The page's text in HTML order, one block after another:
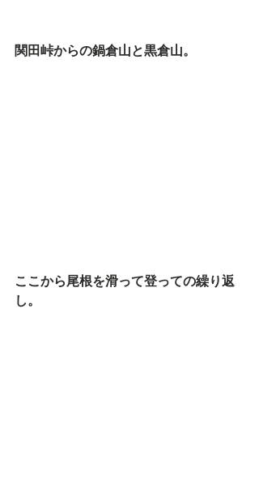
関田峠からの鍋倉山と黒倉山。
ここから尾根を滑って登っての繰り返
し。